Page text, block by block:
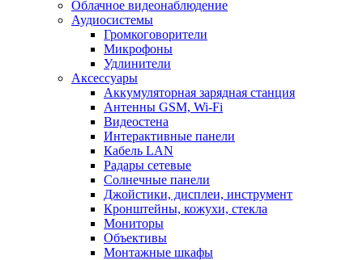
Облачное видеонаблюдение
Аудиосистемы
Громкоговорители
Микрофоны
Удлинители
Аксессуары
Аккумуляторная зарядная станция
Антенны GSM, Wi-Fi
Видеостена
Интерактивные панели
Кабель LAN
Радары сетевые
Солнечные панели
Джойстики, дисплеи, инструмент
Кронштейны, кожухи, стекла
Мониторы
Объективы
Монтажные шкафы